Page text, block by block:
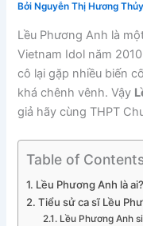
Bởi Nguyễn Thị Hương
Lều Phương Anh là
Vietnam Idol năm
cô lại gặp nhiều biến
khá chênh vênh. Vậy
giả hãy cùng THPT
Table of
Lều Phương Anh là ai?
Tiểu sử ca sĩ Lều
Lều Phương Anh